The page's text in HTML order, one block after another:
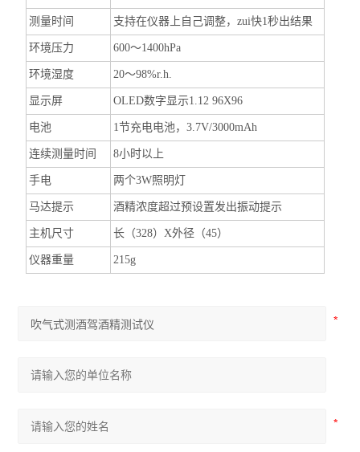
测量时间 支持在仪器上自己调整，zui快1秒出结果
环境压力 600～1400hPa
环境湿度 20～98%r.h.
显示屏 OLED数字显示1.12 96X96
电池 1节充电电池，3.7V/3000mAh
连续测量时间 8小时以上
手电 两个3W照明灯
马达提示 酒精浓度超过预设置发出振动提示
主机尺寸 长（328）X外径（45）
仪器重量 215g